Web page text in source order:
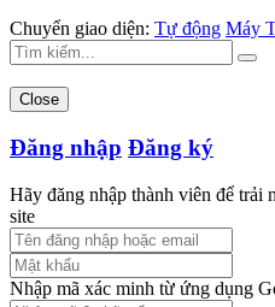
Chuyển giao diện: Tự động Máy
Close
Đăng nhập Đăng ký
Hãy đăng nhập thành viên để trải
site
Nhập mã xác minh từ ứng dụng